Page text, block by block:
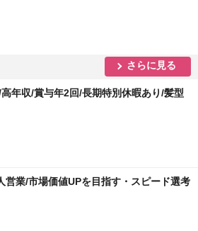
さらに見る
年収/賞与年2回/長期特別休暇あり/髪型
営業/市場価値UPを目指す・スピード選考